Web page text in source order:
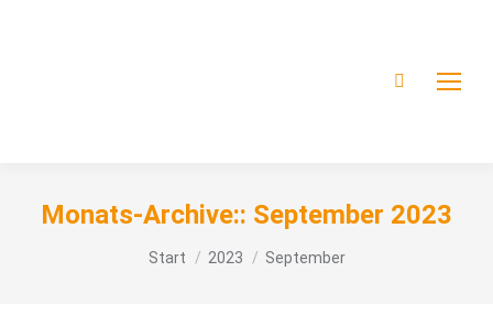
Monats-Archive:: September 2023
Sie befinden sich hier:
Start 2023 September